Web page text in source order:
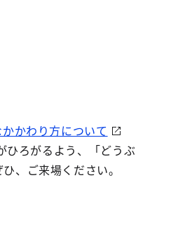
かわり方について
ひろがるよう、「どうぶ
、ご来場ください。